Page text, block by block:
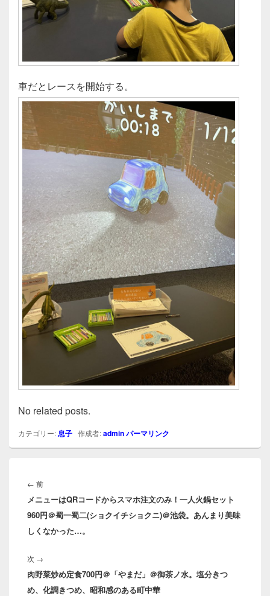
車だとレースを開始する。
No related posts.
カテゴリー:息子 作成者:adminパーマリンク
稿
ナ
ビ
ゲ
ー
ョ
ン
← 前前
の
投
稿:
メニューはQRコードからスマホ注文のみ！一人火鍋セット
960円＠蜀一蜀二(ショクイチショクニ)＠池袋。あんまり美味
しくなかった…。
次 →
の
投
肉野菜炒め定食700円＠「やまだ」＠御茶ノ水。塩分きつ
め、化調きつめ、昭和感のある町中華